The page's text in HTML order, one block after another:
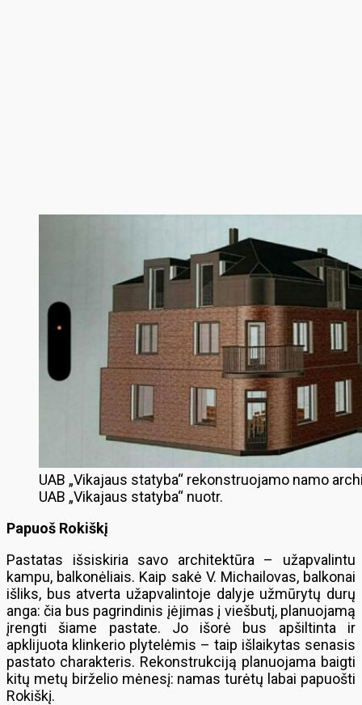
UAB „Vikajaus statyba“ rekonstruojamo namo
UAB „Vikajaus statyba“ nuotr.
Papuoš Rokiškį
Pastatas išsiskiria savo architektūra – užapvalintu
kampu, balkonėliais. Kaip sakė V. Michailovas, balkonai
išliks, bus atverta užapvalintoje dalyje užmūrytų durų
anga: čia bus pagrindinis įėjimas į viešbutį, planuojamą
įrengti šiame pastate. Jo išorė bus apšiltinta ir
apklijuota klinkerio plytelėmis – taip išlaikytas senasis
pastato charakteris. Rekonstrukciją planuojama baigti
kitų metų birželio mėnesį: namas turėtų labai papuošti
Rokiškį.